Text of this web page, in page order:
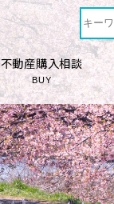
不動産購入相談
BUY